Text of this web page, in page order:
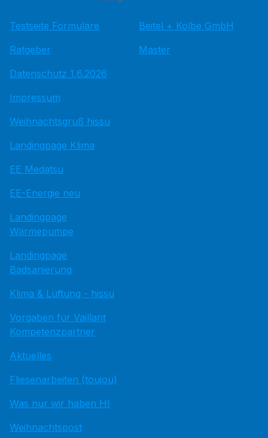
Testseite Formulare
Ratgeber
Datenschutz 1.6.2026
Impressum
Weihnachtsgruß hissu
Landingpage Klima
EE Medatsu
EE-Energie neu
Landingpage
Wärmepumpe
Landingpage
Badsanierung
Klima & Lüftung - hissu
Vorgaben für Vaillant
Kompetenzpartner
Aktuelles
Fliesenarbeiten (toujou)
Was nur wir haben HI
Weihnachtspost
Beitel + Kolbe GmbH
Master